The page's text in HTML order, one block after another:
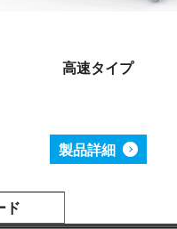
高速タイプ
製品詳細
ド